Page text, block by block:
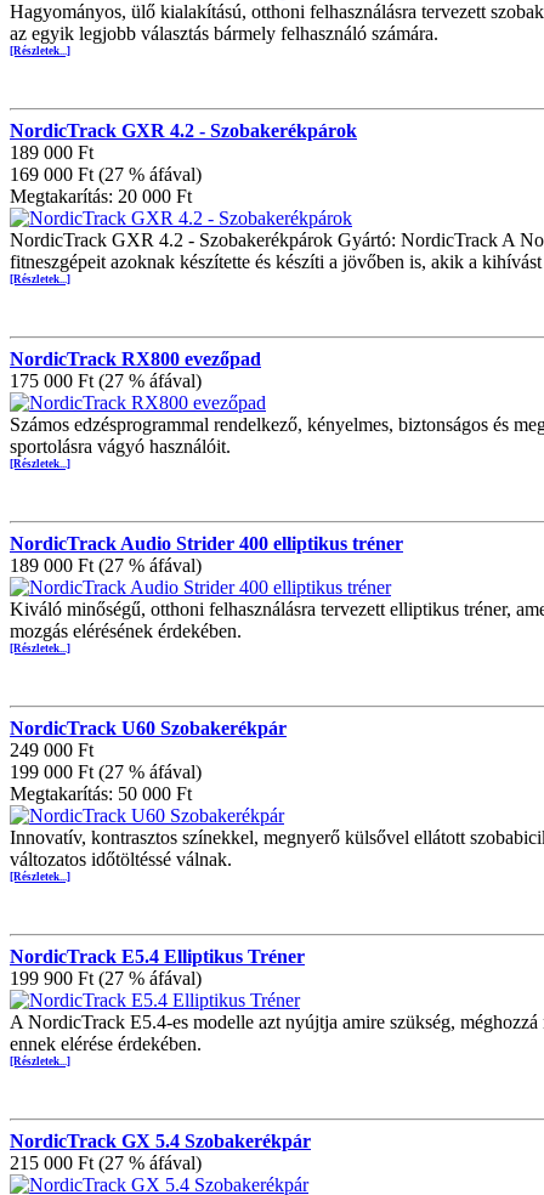
Hagyományos, ülő kialakítású, otthoni felhasználásra tervezett
az egyik legjobb választás bármely felhasználó számára.
[Részletek...]
NordicTrack GXR 4.2 - Szobakerékpárok
189 000 Ft
169 000 Ft (27 % áfával)
Megtakarítás: 20 000 Ft
NordicTrack GXR 4.2 - Szobakerékpárok Gyártó: NordicTrack A
fitneszgépeit azoknak készítette és készíti a jövőben is, akik a
[Részletek...]
NordicTrack RX800 evezőpad
175 000 Ft (27 % áfával)
Számos edzésprogrammal rendelkező, kényelmes, biztonságos és
sportolásra vágyó használóit.
[Részletek...]
NordicTrack Audio Strider 400 elliptikus tréner
189 000 Ft (27 % áfával)
Kiváló minőségű, otthoni felhasználásra tervezett elliptikus tréner,
mozgás elérésének érdekében.
[Részletek...]
NordicTrack U60 Szobakerékpár
249 000 Ft
199 000 Ft (27 % áfával)
Megtakarítás: 50 000 Ft
Innovatív, kontrasztos színekkel, megnyerő külsővel ellátott
változatos időtöltéssé válnak.
[Részletek...]
NordicTrack E5.4 Elliptikus Tréner
199 900 Ft (27 % áfával)
A NordicTrack E5.4-es modelle azt nyújtja amire szükség,
ennek elérése érdekében.
[Részletek...]
NordicTrack GX 5.4 Szobakerékpár
215 000 Ft (27 % áfával)